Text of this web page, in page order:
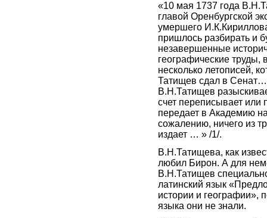
«10 мая 1737 года
главой Оренбургской
умершего
пришлось разбирать и
незавершенные
географические труды,
несколько летописей,
Татищев сдал в
В.Н.Татищев
счет переписывает или
передает в Академию
сожалению, ничего из
издает … » /1/.
В.Н.Татищева, как
любил Бирон. А для
В.Н.Татищев
латинский язык
истории и географии»,
языка они не знали.